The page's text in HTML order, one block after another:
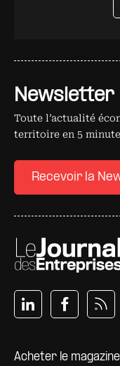
Newsletter
Toute l’actualité
territoire en 5
Recevoir la
Pied de page
Acheter le magazine